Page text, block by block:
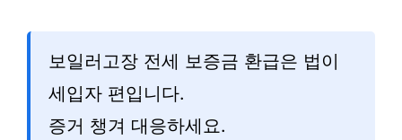
보일러고장 전세 보증금 환급은 법이
세입자 편입니다.
증거 챙겨 대응하세요.